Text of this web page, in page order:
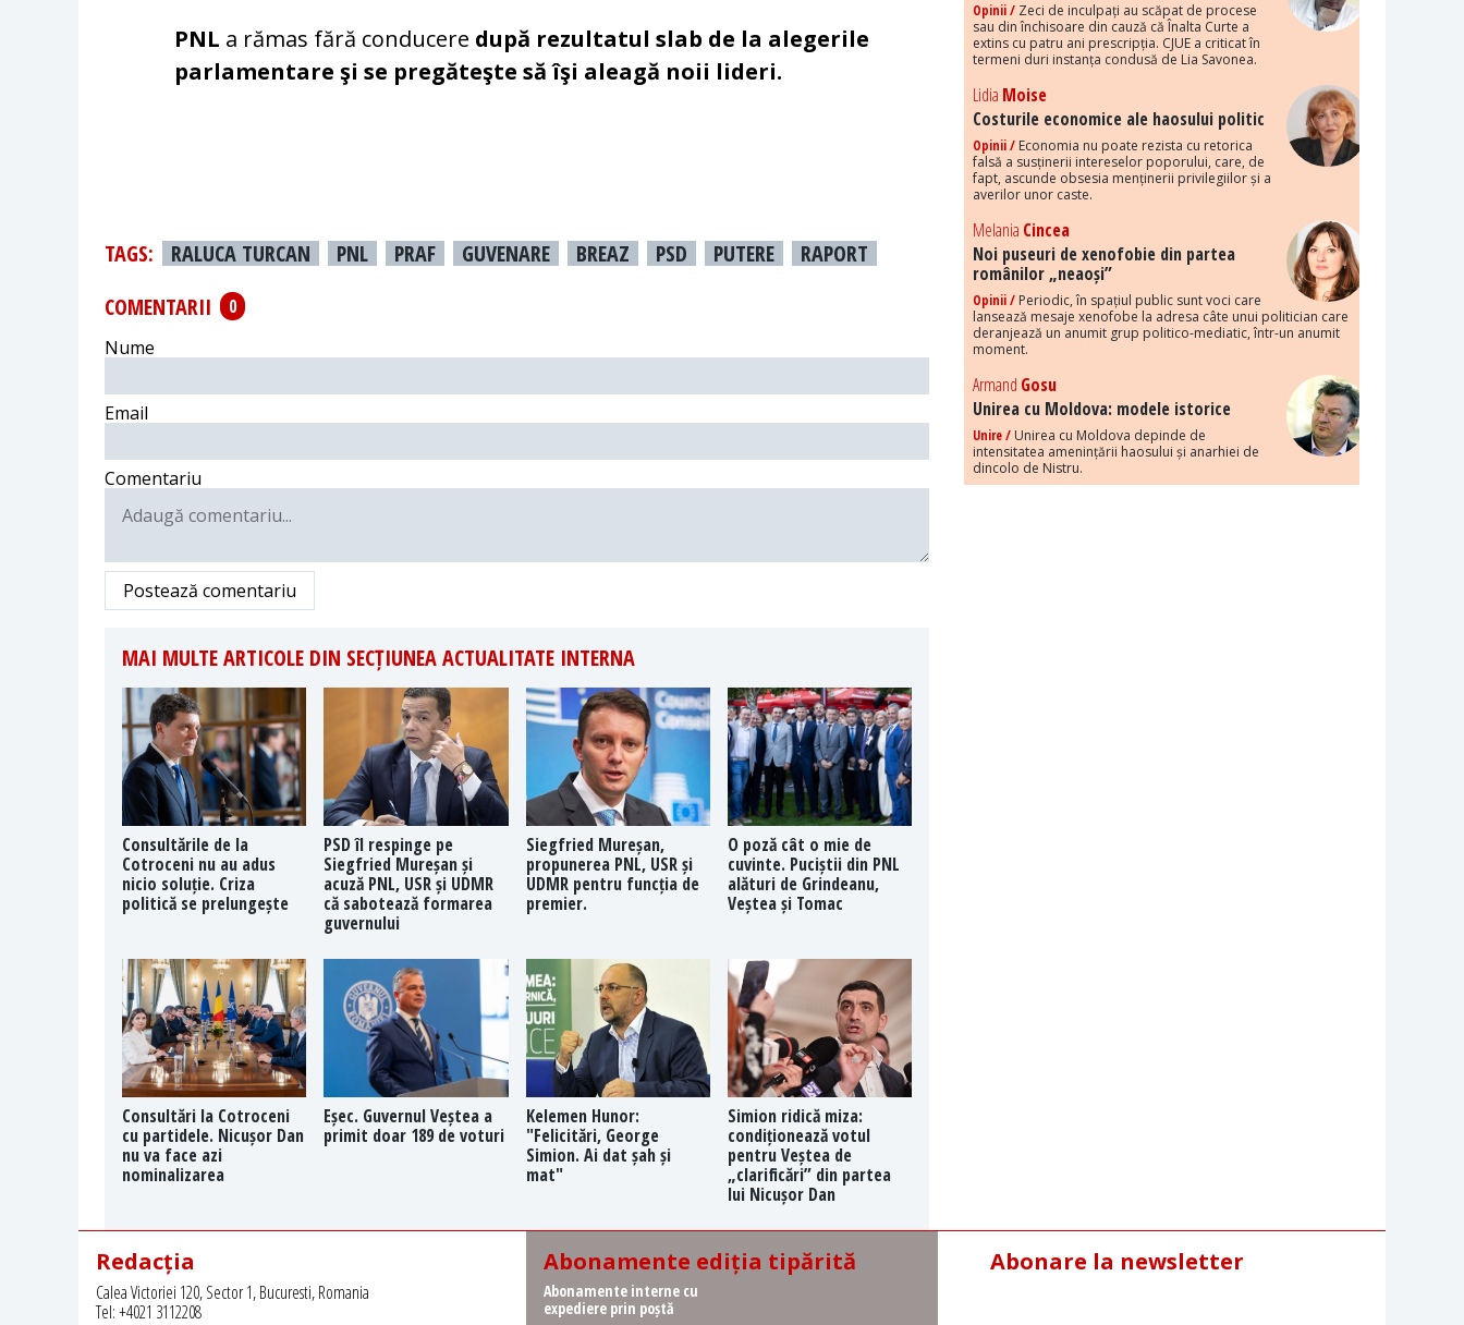
PNL a rămas fără conducere după rezultatul slab de la alegerile
parlamentare şi se pregăteşte să îşi aleagă noii lideri.
TAGS: RALUCA TURCAN PNL PRAF GUVENARE BREAZ PSD PUTERE
RAPORT
COMENTARII
0
Nume
Email
Comentariu
Postează comentariu
MAI MULTE ARTICOLE DIN SECȚIUNEA ACTUALITATE INTERNA
Consultările de la
Cotroceni nu au adus
nicio soluție. Criza
politică se prelungește
PSD îl respinge pe
Siegfried Mureșan și
acuză PNL, USR și UDMR
că sabotează formarea
guvernului
Siegfried Mureșan,
propunerea PNL, USR și
UDMR pentru funcția de
premier.
O poză cât o mie de
cuvinte. Puciștii din PNL
alături de Grindeanu,
Veștea și Tomac
Consultări la Cotroceni
cu partidele. Nicușor Dan
nu va face azi
nominalizarea
Eșec. Guvernul Veștea a
primit doar 189 de voturi
Kelemen Hunor:
"Felicitări, George
Simion. Ai dat șah și
mat"
Simion ridică miza:
condiționează votul
pentru Veștea de
„clarificări” din partea
lui Nicușor Dan
Opinii / Zeci de inculpați au scăpat de procese
sau din închisoare din cauză că Înalta Curte a
extins cu patru ani prescripția. CJUE a criticat în
termeni duri instanța condusă de Lia Savonea.
Lidia Moise
Costurile economice ale haosului politic
Opinii / Economia nu poate rezista cu retorica
falsă a susținerii intereselor poporului, care, de
fapt, ascunde obsesia menținerii privilegiilor și a
averilor unor caste.
Melania Cincea
Noi puseuri de xenofobie din partea
românilor „neaoși”
Opinii / Periodic, în spațiul public sunt voci care
lansează mesaje xenofobe la adresa câte unui politician care
deranjează un anumit grup politico-mediatic, într-un anumit
moment.
Armand Gosu
Unirea cu Moldova: modele istorice
Unire / Unirea cu Moldova depinde de
intensitatea amenințării haosului și anarhiei de
dincolo de Nistru.
Redacția
Calea Victoriei 120, Sector 1, Bucuresti, Romania
Tel: +4021 3112208
Abonamente ediția tipărită
Abonamente interne cu
expediere prin poștă
Abonare la newsletter